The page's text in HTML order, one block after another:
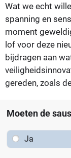
Wat we echt
spanning en
moment
lof voor deze
bijdragen aan
gereden, zoals
Moeten de
Ja